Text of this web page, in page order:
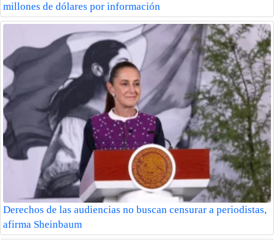
millones de dólares por información
Derechos de las audiencias no buscan censurar a periodistas,
afirma Sheinbaum